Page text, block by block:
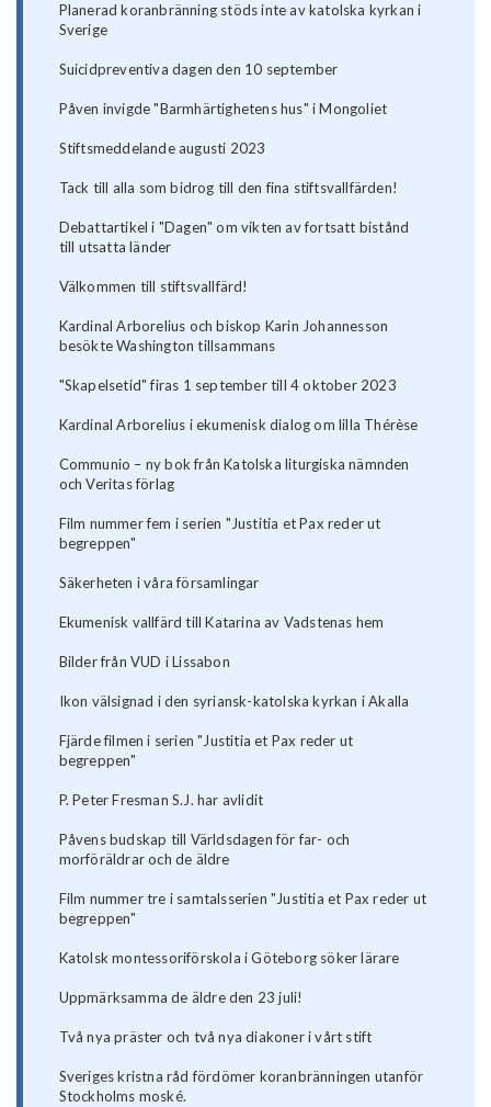
Planerad koranbränning stöds inte av katolska kyrkan i
Sverige
Suicidpreventiva dagen den 10 september
Påven invigde "Barmhärtighetens hus" i Mongoliet
Stiftsmeddelande augusti 2023
Tack till alla som bidrog till den fina stiftsvallfärden!
Debattartikel i "Dagen" om vikten av fortsatt bistånd
till utsatta länder
Välkommen till stiftsvallfärd!
Kardinal Arborelius och biskop Karin Johannesson
besökte Washington tillsammans
"Skapelsetid" firas 1 september till 4 oktober 2023
Kardinal Arborelius i ekumenisk dialog om lilla Thérèse
Communio – ny bok från Katolska liturgiska nämnden
och Veritas förlag
Film nummer fem i serien "Justitia et Pax reder ut
begreppen"
Säkerheten i våra församlingar
Ekumenisk vallfärd till Katarina av Vadstenas hem
Bilder från VUD i Lissabon
Ikon välsignad i den syriansk-katolska kyrkan i Akalla
Fjärde filmen i serien "Justitia et Pax reder ut
begreppen"
P. Peter Fresman S.J. har avlidit
Påvens budskap till Världsdagen för far- och
morföräldrar och de äldre
Film nummer tre i samtalsserien "Justitia et Pax reder ut
begreppen"
Katolsk montessoriförskola i Göteborg söker lärare
Uppmärksamma de äldre den 23 juli!
Två nya präster och två nya diakoner i vårt stift
Sveriges kristna råd fördömer koranbränningen utanför
Stockholms moské.